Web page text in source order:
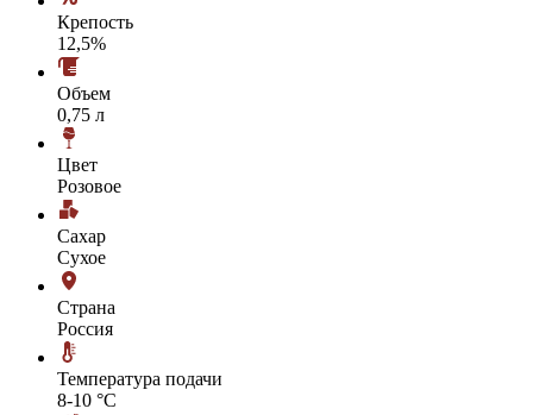
Крепость
12,5%
Объем
0,75 л
Цвет
Розовое
Сахар
Сухое
Страна
Россия
Температура подачи
8-10 °С